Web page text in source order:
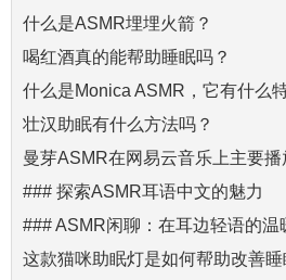
什么是ASMR埋埋火箭？
喝红酒真的能帮助睡眠吗？
什么是Monica ASMR，它有什么
壮汉助眠有什么方法吗？
曼芽ASMR在网易云音乐上主要播
### 探索ASMR耳语中文的魅力
### ASMR闲聊：在耳边轻语的温
这款猫咪助眠灯是如何帮助改善睡